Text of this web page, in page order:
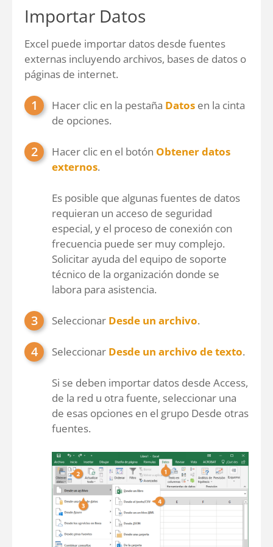
Importar Datos
Excel puede importar datos desde fuentes
externas incluyendo archivos, bases de datos o
páginas de internet.
Hacer clic en la pestaña Datos en la cinta
de opciones.
Hacer clic en el botón Obtener datos
externos.
Es posible que algunas fuentes de datos
requieran un acceso de seguridad
especial, y el proceso de conexión con
frecuencia puede ser muy complejo.
Solicitar ayuda del equipo de soporte
técnico de la organización donde se
labora para asistencia.
Seleccionar Desde un archivo.
Seleccionar Desde un archivo de texto.
Si se deben importar datos desde Access,
de la red u otra fuente, seleccionar una
de esas opciones en el grupo Desde otras
fuentes.